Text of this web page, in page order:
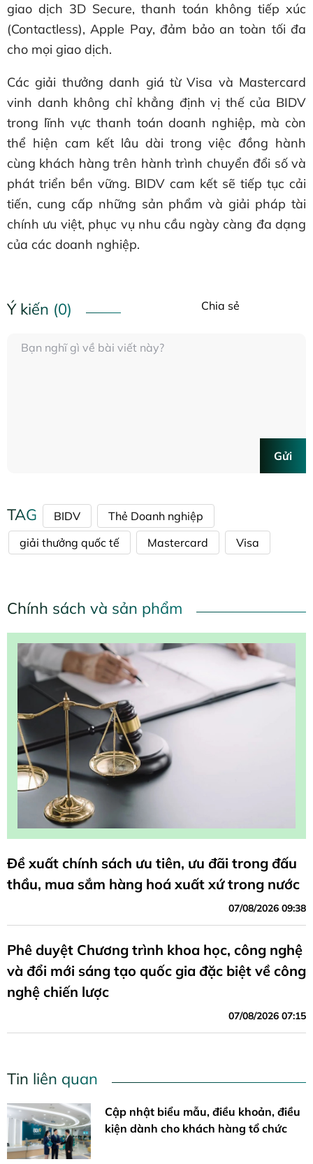
giao dịch 3D Secure, thanh toán không tiếp xúc
(Contactless), Apple Pay, đảm bảo an toàn tối đa
cho mọi giao dịch.
Các giải thưởng danh giá từ Visa và Mastercard
vinh danh không chỉ khẳng định vị thế của BIDV
trong lĩnh vực thanh toán doanh nghiệp, mà còn
thể hiện cam kết lâu dài trong việc đồng hành
cùng khách hàng trên hành trình chuyển đổi số và
phát triển bền vững. BIDV cam kết sẽ tiếp tục cải
tiến, cung cấp những sản phẩm và giải pháp tài
chính ưu việt, phục vụ nhu cầu ngày càng đa dạng
của các doanh nghiệp.
Ý kiến (0) Chia sẻ
Gửi
TAG BIDV
Thẻ Doanh nghiệp
giải thưởng quốc tế
Mastercard Visa
Chính sách và sản phẩm
Đề xuất chính sách ưu tiên, ưu đãi trong đấu
thầu, mua sắm hàng hoá xuất xứ trong nước
07/08/2026 09:38
Phê duyệt Chương trình khoa học, công nghệ
và đổi mới sáng tạo quốc gia đặc biệt về công
nghệ chiến lược
07/08/2026 07:15
Tin liên quan
Cập nhật biểu mẫu, điều khoản, điều
kiện dành cho khách hàng tổ chức